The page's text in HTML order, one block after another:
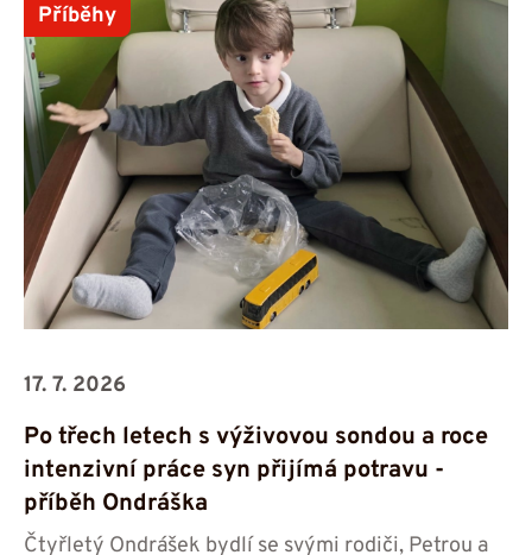
Příběhy
17. 7. 2026
Po třech letech s výživovou sondou a roce
intenzivní práce syn přijímá potravu -⁠⁠⁠⁠⁠⁠
příběh Ondráška
Čtyřletý Ondrášek bydlí se svými rodiči, Petrou a